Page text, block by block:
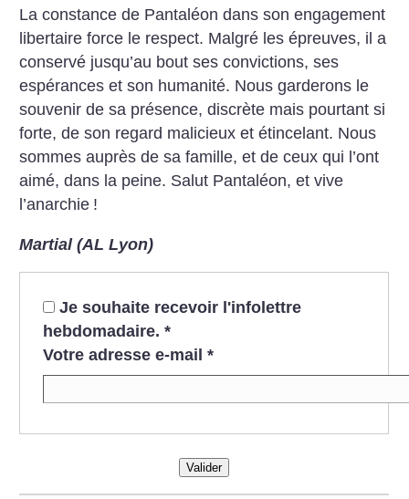
La constance de Pantaléon dans son engagement
libertaire force le respect. Malgré les épreuves, il a
conservé jusqu’au bout ses convictions, ses
espérances et son humanité. Nous garderons le
souvenir de sa présence, discrète mais pourtant si
forte, de son regard malicieux et étincelant. Nous
sommes auprès de sa famille, et de ceux qui l’ont
aimé, dans la peine. Salut Pantaléon, et vive
l’anarchie !
Martial (AL Lyon)
Je souhaite recevoir l'infolettre
hebdomadaire. *
Votre adresse e-mail *
Valider